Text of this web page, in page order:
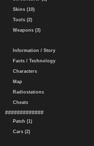
Skins (10)
Tools (2)
Weapons (3)
Information / Story
Facts / Technology
Characters
Map
Radiostations
Cheats
#############
Patch (1)
Cars (2)